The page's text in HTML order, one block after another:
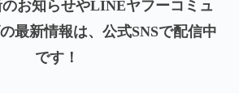
お知らせやLINEヤフーコミュ
最新情報は、公式SNSで配信中
です！